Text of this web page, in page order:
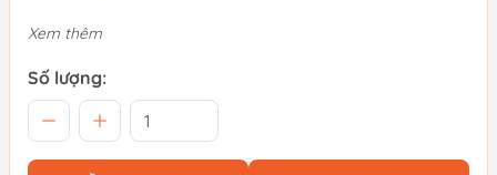
Xem thêm
Số lượng: